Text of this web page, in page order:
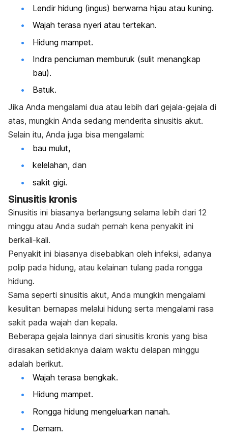
Lendir hidung (ingus) berwarna hijau atau kuning.
Wajah terasa nyeri atau tertekan.
Hidung mampet.
Indra penciuman memburuk (sulit menangkap
bau).
Batuk.
Jika Anda mengalami dua atau lebih dari gejala-gejala di
atas, mungkin Anda sedang menderita sinusitis akut.
Selain itu, Anda juga bisa mengalami:
bau mulut,
kelelahan, dan
sakit gigi.
Sinusitis kronis
Sinusitis ini biasanya berlangsung selama lebih dari 12
minggu atau Anda sudah pernah kena penyakit ini
berkali-kali.
Penyakit ini biasanya disebabkan oleh infeksi, adanya
polip pada hidung, atau kelainan tulang pada rongga
hidung.
Sama seperti sinusitis akut, Anda mungkin mengalami
kesulitan bernapas melalui hidung serta mengalami rasa
sakit pada wajah dan kepala.
Beberapa gejala lainnya dari sinusitis kronis yang bisa
dirasakan setidaknya dalam waktu delapan minggu
adalah berikut.
Wajah terasa bengkak.
Hidung mampet.
Rongga hidung mengeluarkan nanah.
Demam.